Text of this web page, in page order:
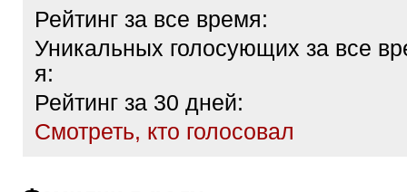
Рейтинг за все время:
Уникальных голосующих за все
я:
Рейтинг за 30 дней:
Cмотреть, кто голосовал